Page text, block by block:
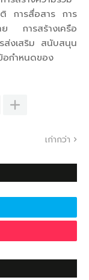
ติ การสื่อสาร การ
ย การสร้างเครือ
ส่งเสริม สนับสนุน
อกำหนดของ
เก่ากว่า